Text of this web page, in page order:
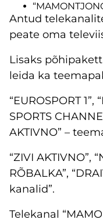
Antud
peate oma
Lisaks
leida ka
“EUROSPORT 1”,
SPORTS
AKTIVNO” –
“ZIVI AKTIVNO”,
RÕBALKA”,
kanalid”.
Telekanal